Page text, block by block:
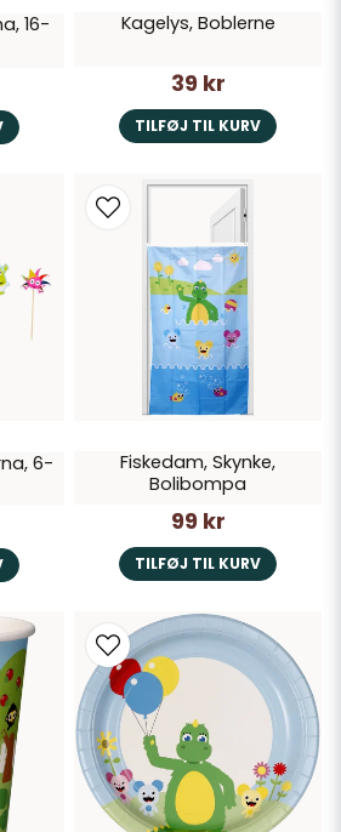
16-
Kagelys, Boblerne
39 kr
TILFØJ TIL KURV
6-
Fiskedam, Skynke,
Bolibompa
99 kr
TILFØJ TIL KURV